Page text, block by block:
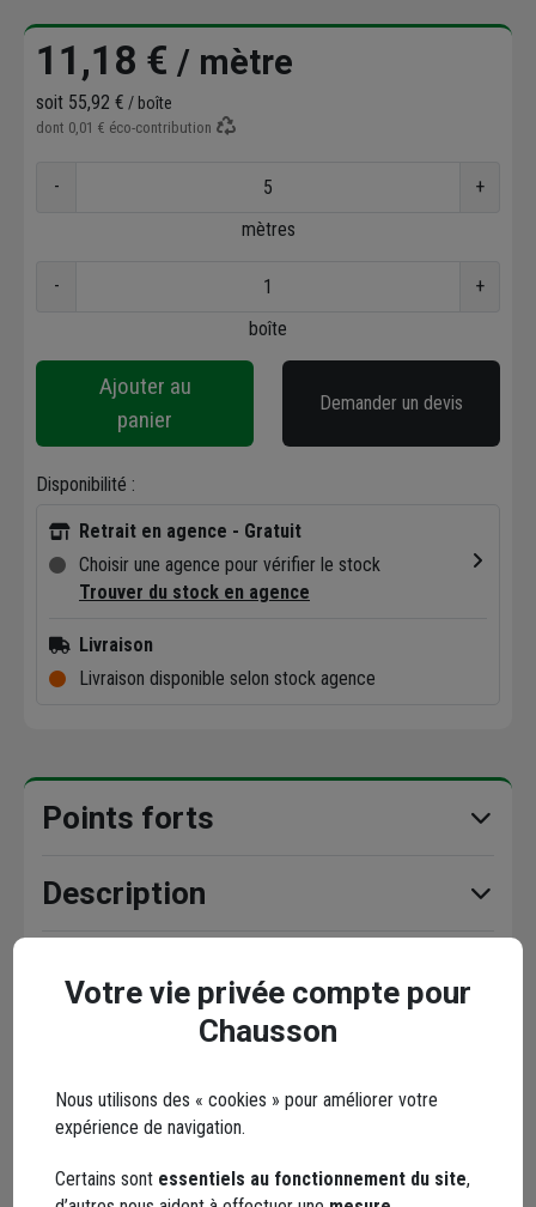
11,18 € / mètre
soit 55,92 € / boîte
dont 0,01 € éco-contribution
-
+
mètres
-
+
boîte
Ajouter au
panier
Demander un devis
Disponibilité :
Retrait en agence - Gratuit
Choisir une agence pour vérifier le stock
Trouver du stock en agence
Livraison
Livraison disponible selon stock agence
Points forts
Description
En complément
Votre vie privée compte pour
Chausson
Nous utilisons des « cookies » pour améliorer votre
expérience de navigation.
Certains sont essentiels au fonctionnement du site,